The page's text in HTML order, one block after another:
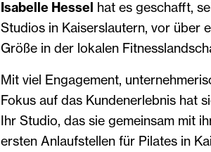
Isabelle Hessel hat es geschafft,
Studios in Kaiserslautern, vor über
Größe in der lokalen
Mit viel Engagement,
Fokus auf das Kundenerlebnis hat
Ihr Studio, das sie gemeinsam mit
ersten Anlaufstellen für Pilates in